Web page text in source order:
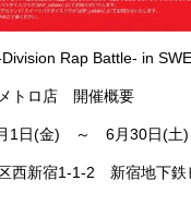
Rap Battle- in
トロ店 開催概要
1日(金) ～ 6月30日(土)
西新宿1-1-2 新宿地下